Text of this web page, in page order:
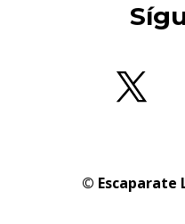
© Escaparate